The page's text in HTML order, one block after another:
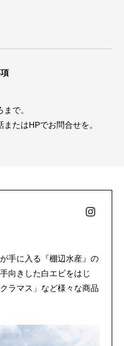
で。
たはHPでお問合せを。
手に入る『棚辺水産』の
向きした白エビをはじ
ラマス」など様々な商品